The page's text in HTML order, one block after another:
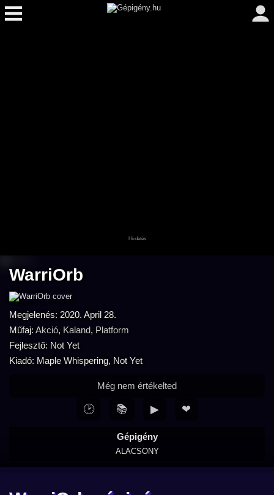
WarriOrb
Megjelenés: 2020. April 28.
Műfaj: Akció, Kaland, Platform
Fejlesztő: Not Yet
Kiadó: Maple Whispering, Not Yet
Gépigény
ALACSONY
Még nem értékelted
🕑 📚 ▶ ❤